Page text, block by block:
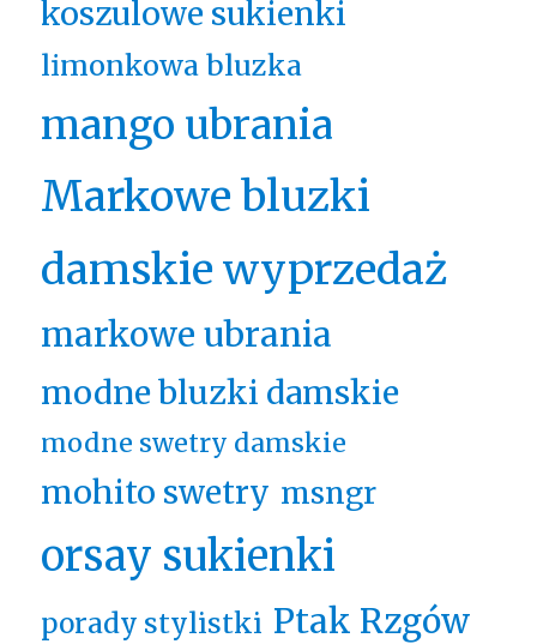
koszulowe sukienki
limonkowa bluzka
mango ubrania
Markowe bluzki
damskie wyprzedaż
markowe ubrania
modne bluzki damskie
modne swetry damskie
mohito swetry msngr
orsay sukienki
porady stylistki Ptak Rzgów